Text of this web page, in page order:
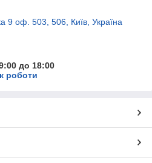
9 оф. 503, 506, Київ, Україна
до 18:00
роботи